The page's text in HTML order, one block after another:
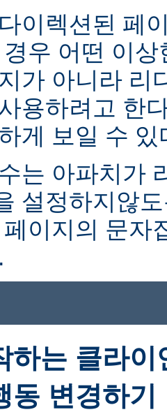
이렉션된 페
우 어떤 이
가 아니라 리
용하려고 한
게 보일 수 있
는 아파치가
설정하지않
이지의 문자
하는 클라
동 변경하기